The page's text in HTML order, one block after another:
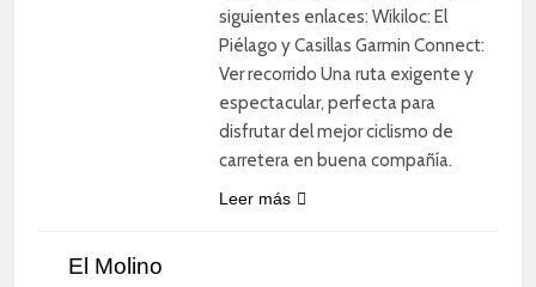
siguientes enlaces: Wikiloc: El
Piélago y Casillas Garmin Connect:
Ver recorrido Una ruta exigente y
espectacular, perfecta para
disfrutar del mejor ciclismo de
carretera en buena compañía.
Leer más
DEPORTE
El Molino